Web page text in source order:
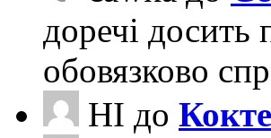
доречі досить
обовязково
НІ до